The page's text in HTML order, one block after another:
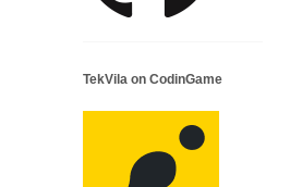
TekVila on CodinGame